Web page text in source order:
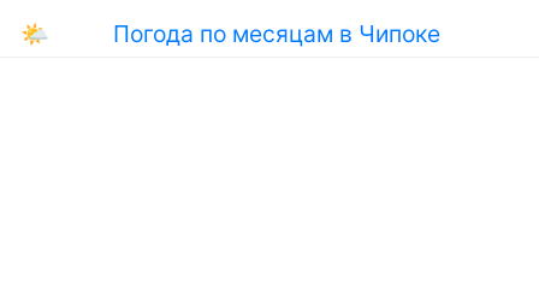
🌤 Погода по месяцам в Чипоке